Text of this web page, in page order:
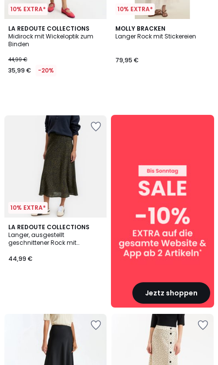
10% EXTRA*
LA REDOUTE COLLECTIONS
Midirock mit Wickeloptik zum
Binden
44,99 €
35,99 € -20%
10% EXTRA*
MOLLY BRACKEN
Langer Rock mit Stickereien
79,95 €
10% EXTRA*
LA REDOUTE COLLECTIONS
Langer, ausgestellt
geschnittener Rock mit
44,99 €
Jeztz shoppen
SALE
Artikeln*